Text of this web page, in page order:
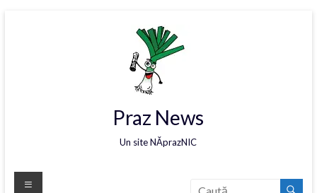
Praz News
Un site NĂprazNIC